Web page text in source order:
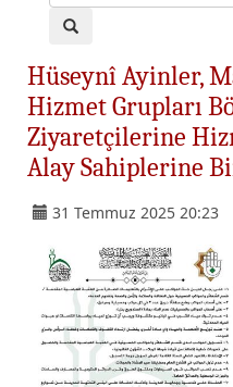
Hüseynî Ayinler,
Hizmet Grupları
Ziyaretçilerine
Alay Sahiplerine
31 Temmuz 2025 20:23